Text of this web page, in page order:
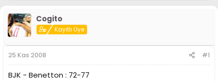
u
B
a
l
a
t
a
g
ı
t
r
i
Cogito
Kayıtlı Üye
25 Kas 2008 #1
BJK - Benetton : 72-77